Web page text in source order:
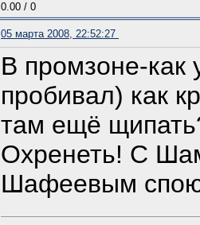
0.00 / 0
05 марта 2008, 22:52:27
В промзоне-как
пробивал) как
там ещё
Охренеть! С
Шафеевым